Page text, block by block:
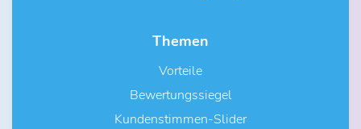
Themen
Vorteile
Bewertungssiegel
Kundenstimmen-Slider